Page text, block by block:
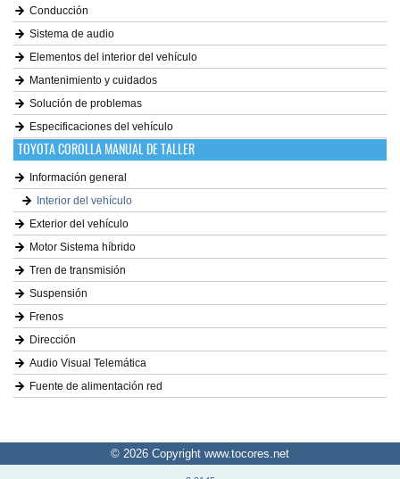
Conducción
Sistema de audio
Elementos del interior del vehículo
Mantenimiento y cuidados
Solución de problemas
Especificaciones del vehículo
TOYOTA COROLLA MANUAL DE TALLER
Información general
Interior del vehículo
Exterior del vehículo
Motor Sistema híbrido
Tren de transmisión
Suspensión
Frenos
Dirección
Audio Visual Telemática
Fuente de alimentación red
© 2026 Copyright www.tocores.net